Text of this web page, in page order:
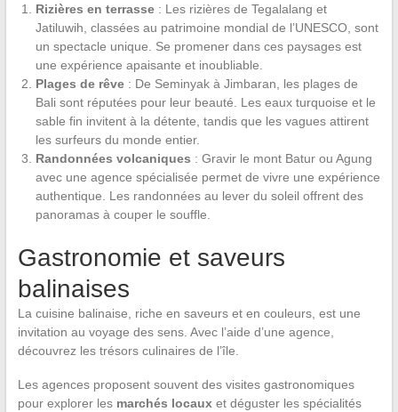
Rizières en terrasse: Les rizières de Tegalalang et
Jatiluwih, classées au patrimoine mondial de l’UNESCO, sont
un spectacle unique. Se promener dans ces paysages est
une expérience apaisante et inoubliable.
Plages de rêve: De Seminyak à Jimbaran, les plages de
Bali sont réputées pour leur beauté. Les eaux turquoise et le
sable fin invitent à la détente, tandis que les vagues attirent
les surfeurs du monde entier.
Randonnées volcaniques : Gravir le mont Batur ou Agung
avec une agence spécialisée permet de vivre une expérience
authentique. Les randonnées au lever du soleil offrent des
panoramas à couper le souffle.
Gastronomie et saveurs
balinaises
La cuisine balinaise, riche en saveurs et en couleurs, est une
invitation au voyage des sens. Avec l’aide d’une agence,
découvrez les trésors culinaires de l’île.
Les agences proposent souvent des visites gastronomiques
pour explorer les marchés locauxet déguster les spécialités